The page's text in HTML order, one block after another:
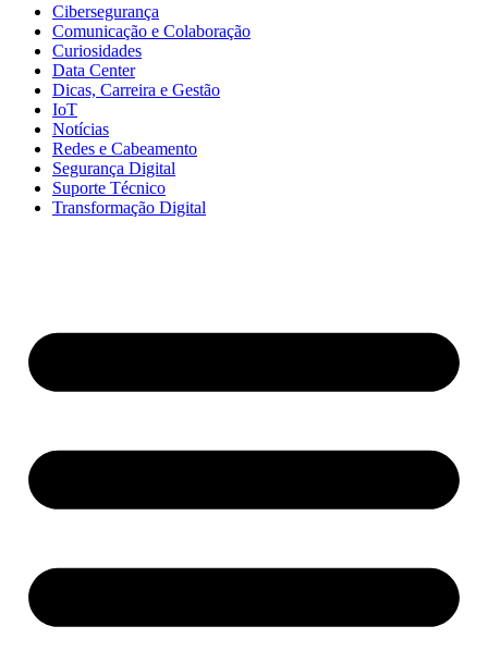
Cibersegurança
Comunicação e Colaboração
Curiosidades
Data Center
Dicas, Carreira e Gestão
IoT
Notícias
Redes e Cabeamento
Segurança Digital
Suporte Técnico
Transformação Digital